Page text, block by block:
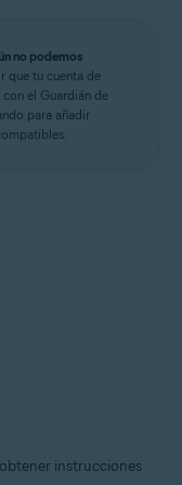
no podemos
que tu cuenta de
con el Guardián de
para añadir
instrucciones